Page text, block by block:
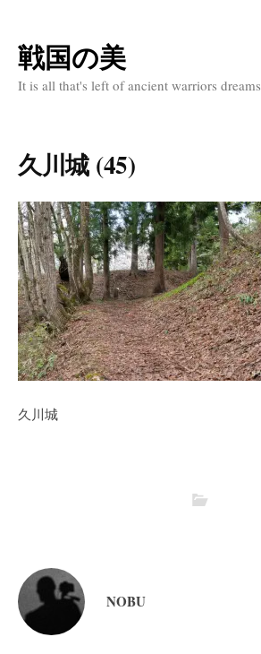
コ
ン
ツ
へ
ス
キ
ッ
プ
戦国の美
It is all that's left of ancient warriors dreams
久川城 (45)
久川城
NOBU